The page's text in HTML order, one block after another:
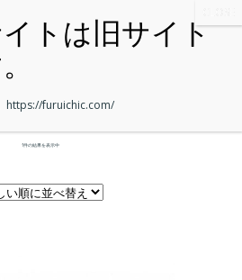
1件の結果を表示中
https://furuichic.com/